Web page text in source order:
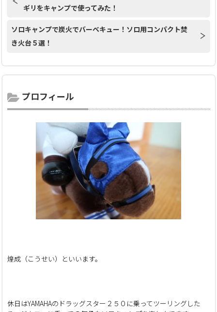
ギリをキャンプで使ってみた！
ソロキャンプで炭火でバーベキュー！ソロ用コンパクト焚
き火台５選！
プロフィール
煌成（こうせい）といいます。
休日はYAMAHAのドラッグスター２５０に乗ってツーリングした